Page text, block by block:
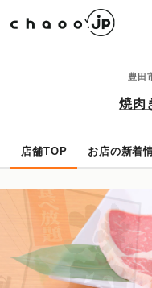
豊田
焼肉
店舗TOP お店の新着